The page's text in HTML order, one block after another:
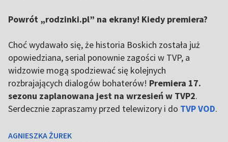
Powrót „rodzinki.pl” na ekrany! Kiedy premiera?
Choć wydawało się, że historia Boskich została już
opowiedziana, serial ponownie zagości w TVP, a
widzowie mogą spodziewać się kolejnych
rozbrajających dialogów bohaterów! Premiera 17.
sezonu zaplanowana jest na wrzesień w TVP2.
Serdecznie zapraszamy przed telewizory i do TVP VOD.
AGNIESZKA ŻUREK